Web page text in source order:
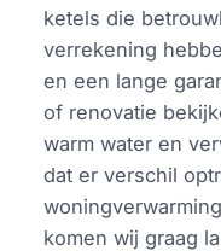
ketels die
verrekening
en een lange
of renovatie
warm water en
dat er verschil
komen wij graag